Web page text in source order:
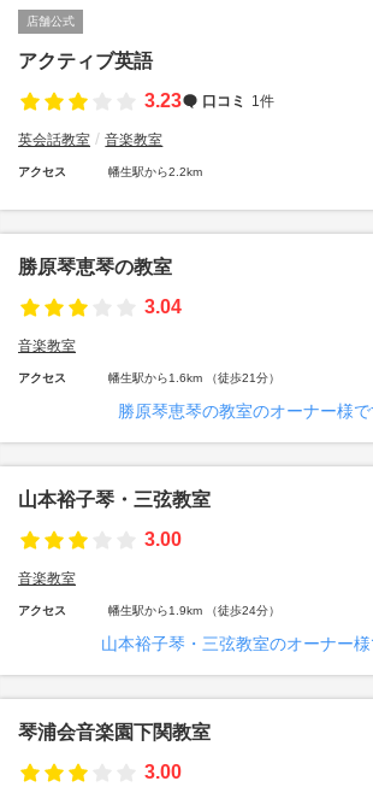
店舗公式
アクティブ英語
3.23
口コミ 1件
英会話教室 音楽教室
アクセス 幡生駅から2.2km
勝原琴恵琴の教室
3.04
音楽教室
アクセス 幡生駅から1.6km （徒歩21分）
勝原琴恵琴の教室のオーナー様で
山本裕子琴・三弦教室
3.00
音楽教室
アクセス 幡生駅から1.9km （徒歩24分）
山本裕子琴・三弦教室のオーナー様
琴浦会音楽園下関教室
3.00